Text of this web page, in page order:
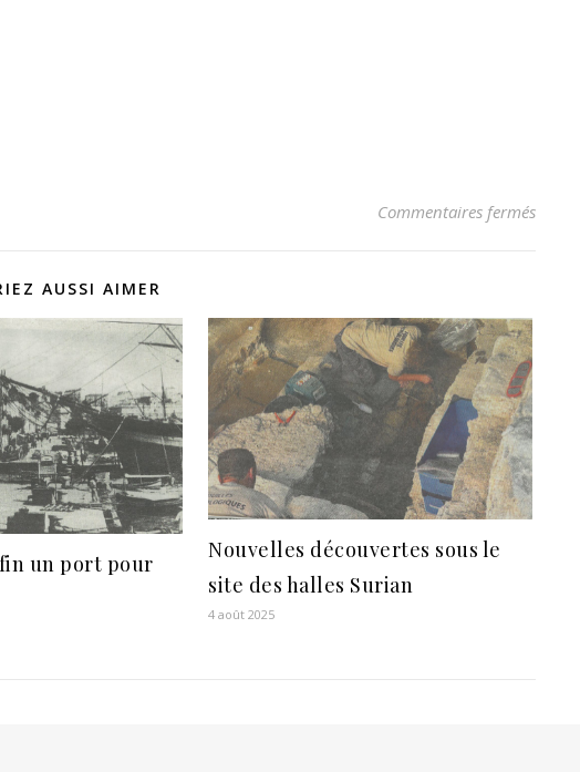
Commentaires ferméssur
AUSSI AIMER
un port pour
Nouvelles découvertes sous le
site des halles Surian
4 août 2025